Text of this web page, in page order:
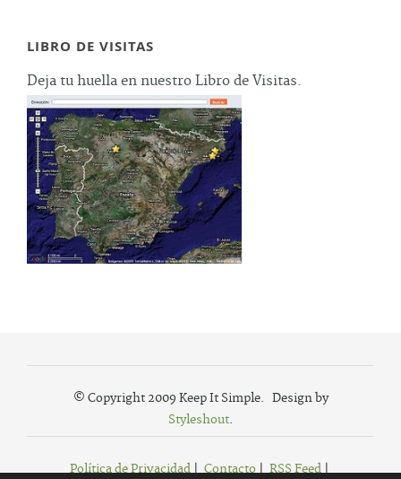
LIBRO DE VISITAS
Deja tu huella en nuestro Libro de Visitas.
© Copyright 2009 Keep It Simple. Design by
Styleshout.
Política de Privacidad| Contacto| RSS Feed|